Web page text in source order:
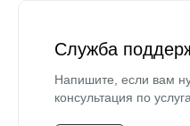
Служба
Напишите, если вам
консультация по